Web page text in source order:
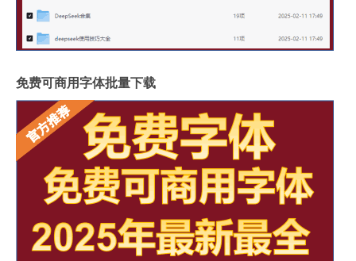
免费可商用字体批量下载